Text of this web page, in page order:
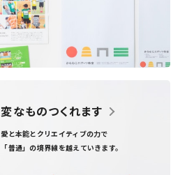
変なものつくれます
愛と本能とクリエイティブの力で
「普通」の境界線を越えていきます。